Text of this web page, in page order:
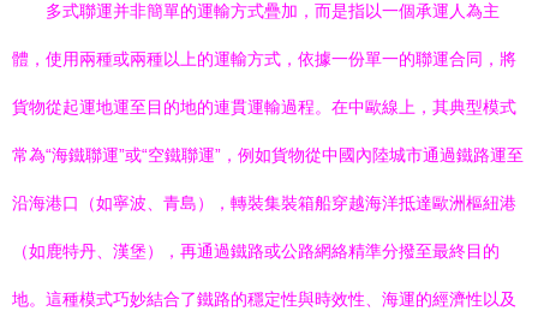
多式聯運并非簡單的運輸方式疊加，而是指以一個承運人為主
體，使用兩種或兩種以上的運輸方式，依據一份單一的聯運合同，將
貨物從起運地運至目的地的連貫運輸過程。在中歐線上，其典型模式
常為“海鐵聯運”或“空鐵聯運”，例如貨物從中國內陸城市通過鐵路運至
沿海港口（如寧波、青島），轉裝集裝箱船穿越海洋抵達歐洲樞紐港
（如鹿特丹、漢堡），再通過鐵路或公路網絡精準分撥至最終目的
地。這種模式巧妙結合了鐵路的穩定性與時效性、海運的經濟性以及